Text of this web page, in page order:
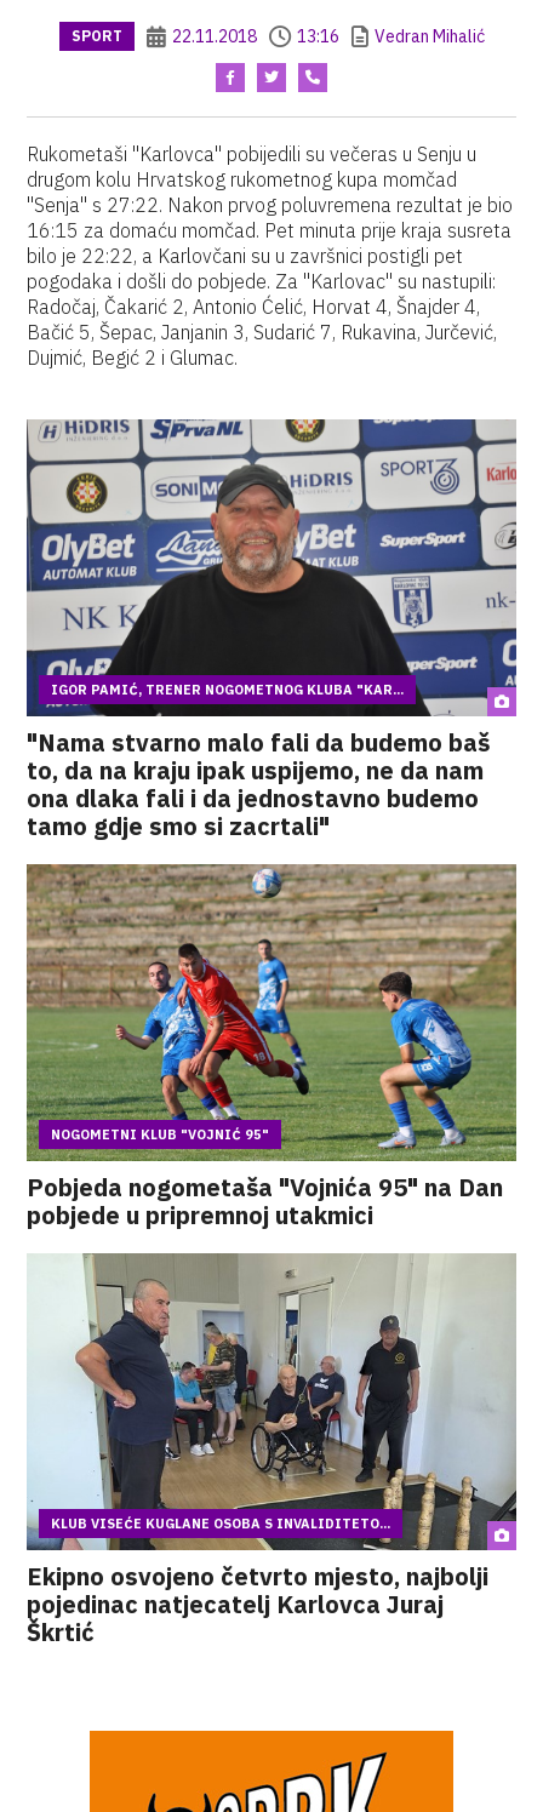
SPORT 22.11.2018 13:16 Vedran Mihalić
Rukometaši "Karlovca" pobijedili su večeras u Senju u
drugom kolu Hrvatskog rukometnog kupa momčad
"Senja" s 27:22. Nakon prvog poluvremena rezultat je bio
16:15 za domaću momčad. Pet minuta prije kraja susreta
bilo je 22:22, a Karlovčani su u završnici postigli pet
pogodaka i došli do pobjede. Za "Karlovac" su nastupili:
Radočaj, Čakarić 2, Antonio Ćelić, Horvat 4, Šnajder 4,
Bačić 5, Šepac, Janjanin 3, Sudarić 7, Rukavina, Jurčević,
Dujmić, Begić 2 i Glumac.
IGOR PAMIĆ, TRENER NOGOMETNOG KLUBA "KAR...
"Nama stvarno malo fali da budemo baš
to, da na kraju ipak uspijemo, ne da nam
ona dlaka fali i da jednostavno budemo
tamo gdje smo si zacrtali"
NOGOMETNI KLUB "VOJNIĆ 95"
Pobjeda nogometaša "Vojnića 95" na Dan
pobjede u pripremnoj utakmici
KLUB VISEĆE KUGLANE OSOBA S INVALIDITETO...
Ekipno osvojeno četvrto mjesto, najbolji
pojedinac natjecatelj Karlovca Juraj
Škrtić